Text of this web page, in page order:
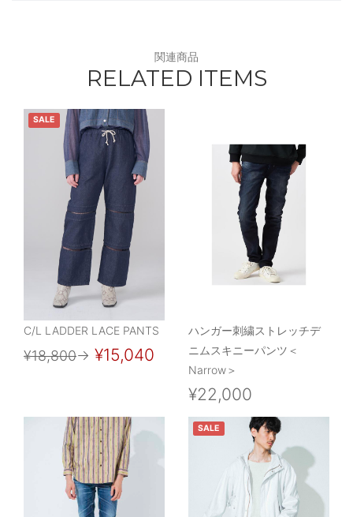
関連商品
RELATED ITEMS
SALE
C/L LADDER LACE PANTS
¥18,800→ ¥15,040
ハンガー刺繍ストレッチデ
ニムスキニーパンツ＜
Narrow＞
¥22,000
SALE